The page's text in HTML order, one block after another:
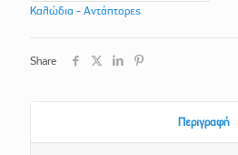
Καλώδια - Αντάπτορες
Share
Περιγραφή